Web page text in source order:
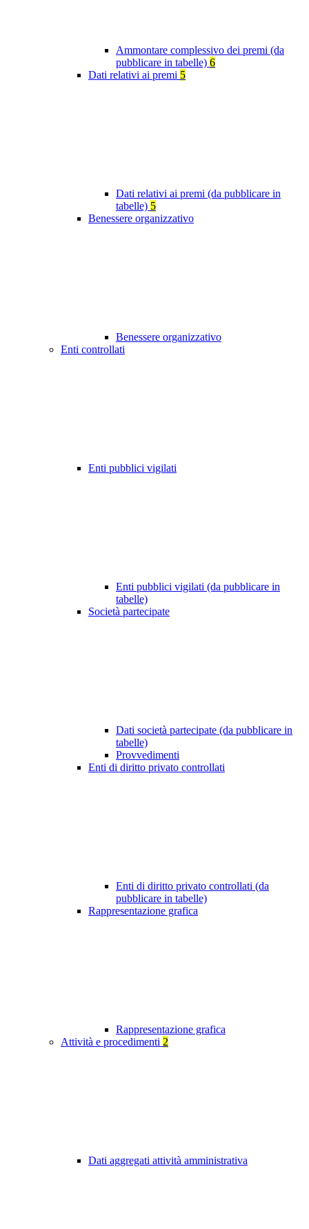
Ammontare complessivo dei premi (da
pubblicare in tabelle) 6
Dati relativi ai premi 5
Dati relativi ai premi (da pubblicare in
tabelle) 5
Benessere organizzativo
Benessere organizzativo
Enti controllati
Enti pubblici vigilati
Enti pubblici vigilati (da pubblicare in
tabelle)
Società partecipate
Dati società partecipate (da pubblicare in
tabelle)
Provvedimenti
Enti di diritto privato controllati
Enti di diritto privato controllati (da
pubblicare in tabelle)
Rappresentazione grafica
Rappresentazione grafica
Attività e procedimenti 2
Dati aggregati attività amministrativa